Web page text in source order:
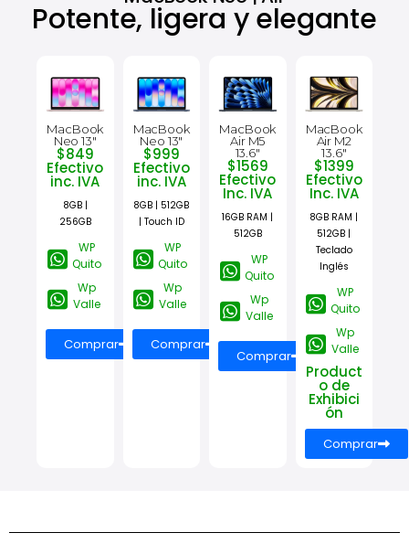
Potente, ligera y elegante
MacBook
Neo 13"
$849
Efectivo
inc. IVA
8GB |
256GB
WP
Quito
Wp
Valle
Comprar
MacBook
Neo 13"
$999
Efectivo
inc. IVA
8GB | 512GB
| Touch ID
WP
Quito
Wp
Valle
Comprar
MacBook
Air M5
13.6"
$1569
Efectivo
Inc. IVA
16GB RAM |
512GB
WP
Quito
Wp
Valle
Comprar
MacBook
Air M2
13.6"
$1399
Efectivo
Inc. IVA
8GB RAM |
512GB |
Teclado
Inglés
WP
Quito
Wp
Valle
Product
o de
Exhibici
ón
Comprar